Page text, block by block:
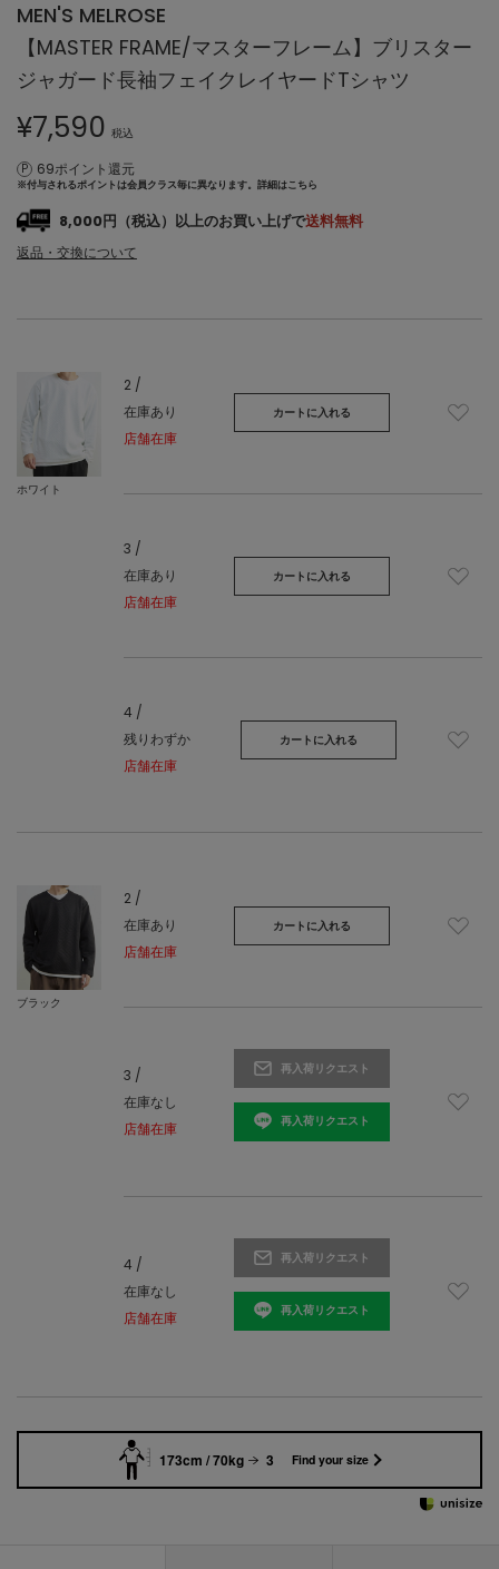
MEN'S MELROSE
【MASTER FRAME/マスターフレーム】ブリスター
ジャガード長袖フェイクレイヤードTシャツ
¥7,590 税込
69ポイント還元
※付与されるポイントは会員クラス毎に異なります。 詳細はこちら
8,000円（税込）以上のお買い上げで送料無料
返品・交換について
ホワイト
2 /
在庫あり
店舗在庫
カートに入れる
3 /
在庫あり
店舗在庫
カートに入れる
4 /
残りわずか
店舗在庫
カートに入れる
ブラック
2 /
在庫あり
店舗在庫
カートに入れる
3 /
在庫なし
店舗在庫
再入荷リクエスト
再入荷リクエスト
4 /
在庫なし
店舗在庫
再入荷リクエスト
再入荷リクエスト
173cm / 70kg 3 Find your size